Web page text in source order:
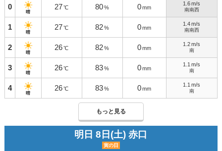
0
晴
27 ℃ 80 % 0 mm
1.6 m/s
南南西
1
晴
27 ℃ 82 % 0 mm
1.4 m/s
南南西
2
晴
26 ℃ 82 % 0 mm
1.2 m/s
南
3
晴
26 ℃ 83 % 0 mm
1.1 m/s
南
4
晴
26 ℃ 83 % 0 mm
1.1 m/s
南
もっと見る
明日 8日(土) 赤口
寅の日